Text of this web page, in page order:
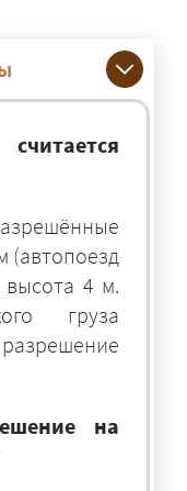
(автопоезд
4 м.
груза
на